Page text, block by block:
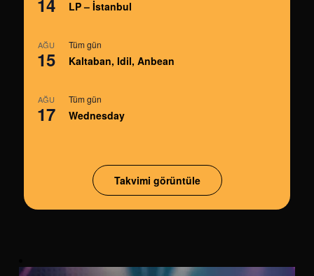
LP – İstanbul
AĞU
15
Tüm gün
Kaltaban, Idil, Anbean
AĞU
17
Tüm gün
Wednesday
Takvimi görüntüle